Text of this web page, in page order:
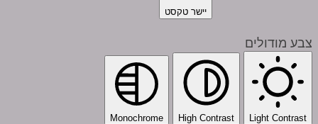
יישר טקסט
צבע מודולים
Light Contrast
High Contrast
Monochrome